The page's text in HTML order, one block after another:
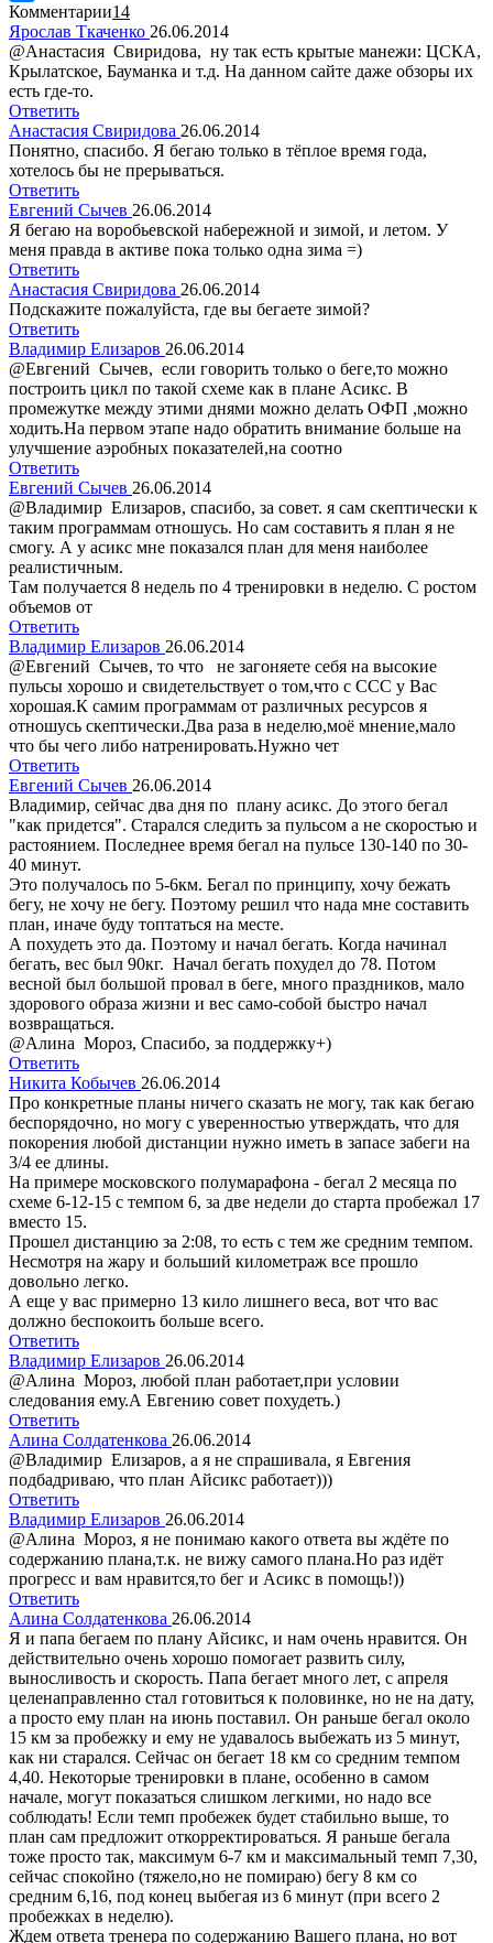
Комментарии14
Ярослав Ткаченко 26.06.2014
@Анастасия Свиридова, ну так есть крытые манежи: ЦСКА,
Крылатское, Бауманка и т.д. На данном сайте даже обзоры их
есть где-то.
Ответить
Анастасия Свиридова 26.06.2014
Понятно, спасибо. Я бегаю только в тёплое время года,
хотелось бы не прерываться.
Ответить
Евгений Сычев 26.06.2014
Я бегаю на воробьевской набережной и зимой, и летом. У
меня правда в активе пока только одна зима =)
Ответить
Анастасия Свиридова 26.06.2014
Подскажите пожалуйста, где вы бегаете зимой?
Ответить
Владимир Елизаров 26.06.2014
@Евгений Сычев, если говорить только о беге,то можно
построить цикл по такой схеме как в плане Асикс. В
промежутке между этими днями можно делать ОФП ,можно
ходить.На первом этапе надо обратить внимание больше на
улучшение аэробных показателей,на соотно
Ответить
Евгений Сычев 26.06.2014
@Владимир Елизаров, спасибо, за совет. я сам скептически к
таким программам отношусь. Но сам составить я план я не
смогу. А у асикс мне показался план для меня наиболее
реалистичным.
Там получается 8 недель по 4 тренировки в неделю. С ростом
объемов от
Ответить
Владимир Елизаров 26.06.2014
@Евгений Сычев, то что не загоняете себя на высокие
пульсы хорошо и свидетельствует о том,что с ССС у Вас
хорошая.К самим программам от различных ресурсов я
отношусь скептически.Два раза в неделю,моё мнение,мало
что бы чего либо натренировать.Нужно чет
Ответить
Евгений Сычев 26.06.2014
Владимир, сейчас два дня по плану асикс. До этого бегал
"как придется". Старался следить за пульсом а не скоростью и
растоянием. Последнее время бегал на пульсе 130-140 по 30-
40 минут.
Это получалось по 5-6км. Бегал по принципу, хочу бежать
бегу, не хочу не бегу. Поэтому решил что нада мне составить
план, иначе буду топтаться на месте.
А похудеть это да. Поэтому и начал бегать. Когда начинал
бегать, вес был 90кг. Начал бегать похудел до 78. Потом
весной был большой провал в беге, много праздников, мало
здорового образа жизни и вес само-собой быстро начал
возвращаться.
@Алина Мороз, Спасибо, за поддержку+)
Ответить
Никита Кобычев 26.06.2014
Про конкретные планы ничего сказать не могу, так как бегаю
беспорядочно, но могу с уверенностью утверждать, что для
покорения любой дистанции нужно иметь в запасе забеги на
3/4 ее длины.
На примере московского полумарафона - бегал 2 месяца по
схеме 6-12-15 с темпом 6, за две недели до старта пробежал 17
вместо 15.
Прошел дистанцию за 2:08, то есть с тем же средним темпом.
Несмотря на жару и больший километраж все прошло
довольно легко.
А еще у вас примерно 13 кило лишнего веса, вот что вас
должно беспокоить больше всего.
Ответить
Владимир Елизаров 26.06.2014
@Алина Мороз, любой план работает,при условии
следования ему.А Евгению совет похудеть.)
Ответить
Алина Солдатенкова 26.06.2014
@Владимир Елизаров, а я не спрашивала, я Евгения
подбадриваю, что план Айсикс работает)))
Ответить
Владимир Елизаров 26.06.2014
@Алина Мороз, я не понимаю какого ответа вы ждёте по
содержанию плана,т.к. не вижу самого плана.Но раз идёт
прогресс и вам нравится,то бег и Асикс в помощь!))
Ответить
Алина Солдатенкова 26.06.2014
Я и папа бегаем по плану Айсикс, и нам очень нравится. Он
действительно очень хорошо помогает развить силу,
выносливость и скорость. Папа бегает много лет, с апреля
целенаправленно стал готовиться к половинке, но не на дату,
а просто ему план на июнь поставил. Он раньше бегал около
15 км за пробежку и ему не удавалось выбежать из 5 минут,
как ни старался. Сейчас он бегает 18 км со средним темпом
4,40. Некоторые тренировки в плане, особенно в самом
начале, могут показаться слишком легкими, но надо все
соблюдать! Если темп пробежек будет стабильно выше, то
план сам предложит откорректироваться. Я раньше бегала
тоже просто так, максимум 6-7 км и максимальный темп 7,30,
сейчас спокойно (тяжело,но не помираю) бегу 8 км со
средним 6,16, под конец выбегая из 6 минут (при всего 2
пробежках в неделю).
Ждем ответа тренера по содержанию Вашего плана, но вот